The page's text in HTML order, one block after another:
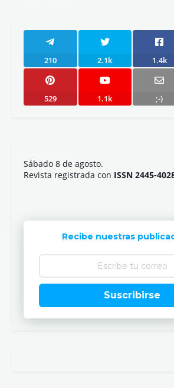
210 2.1k 1.4k
529 1.1k ;-)
Sábado 8 de agosto.
Revista registrada con ISSN 2445-
Recibe nuestras
Suscribirse